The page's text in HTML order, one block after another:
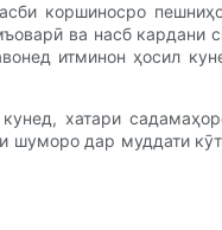
коршиносро
ва насб кардани
итминон ҳосил
хатари
шуморо дар муддати